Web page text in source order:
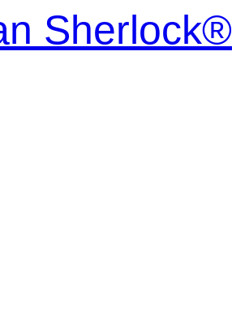
Sherlock®